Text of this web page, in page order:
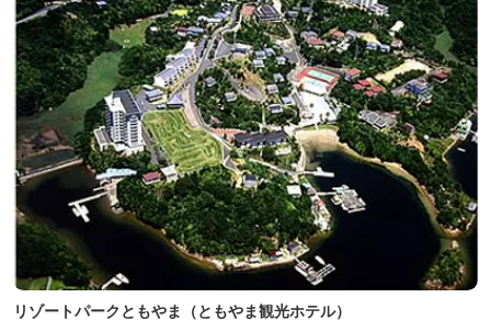
リゾートパークともやま（ともやま観光ホテル）